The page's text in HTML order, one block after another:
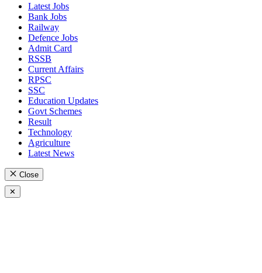
Latest Jobs
Bank Jobs
Railway
Defence Jobs
Admit Card
RSSB
Current Affairs
RPSC
SSC
Education Updates
Govt Schemes
Result
Technology
Agriculture
Latest News
Close
✕